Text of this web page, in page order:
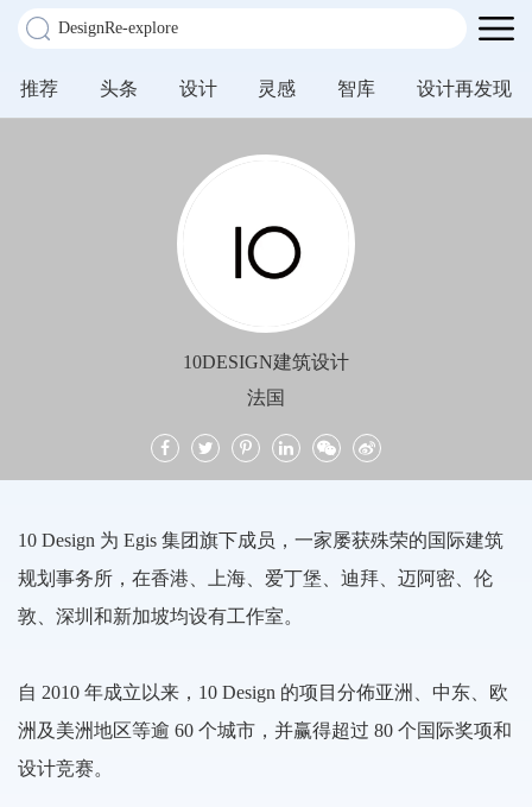
推荐 头条 设计 灵感 智库 设计再发现
10DESIGN建筑设计
法国
10 Design 为 Egis 集团旗下成员，一家屡获殊荣的国际建筑
规划事务所，在香港、上海、爱丁堡、迪拜、迈阿密、伦
敦、深圳和新加坡均设有工作室。
自 2010 年成立以来，10 Design 的项目分佈亚洲、中东、欧
洲及美洲地区等逾 60 个城市，并赢得超过 80 个国际奖项和
设计竞赛。